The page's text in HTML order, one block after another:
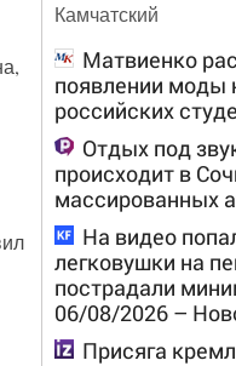
Камчатский
Матвиенко
появлении моды
российских
Отдых под
происходит в
массированных
На видео
легковушки на
пострадали
06/08/2026 –
Присяга